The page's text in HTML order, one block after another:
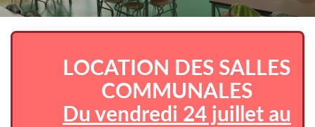
LOCATION DES SALLES
COMMUNALES
Du vendredi 24 juillet au